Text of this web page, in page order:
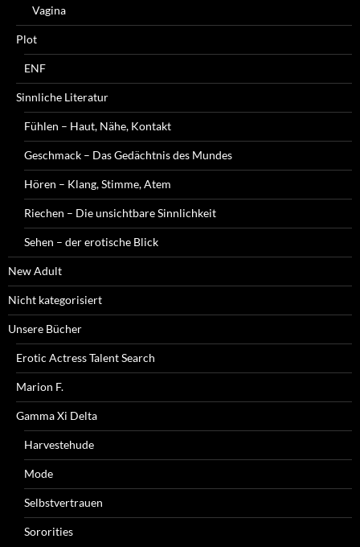
Vagina
Plot
ENF
Sinnliche Literatur
Fühlen – Haut, Nähe, Kontakt
Geschmack – Das Gedächtnis des Mundes
Hören – Klang, Stimme, Atem
Riechen – Die unsichtbare Sinnlichkeit
Sehen – der erotische Blick
New Adult
Nicht kategorisiert
Unsere Bücher
Erotic Actress Talent Search
Marion F.
Gamma Xi Delta
Harvestehude
Mode
Selbstvertrauen
Sororities